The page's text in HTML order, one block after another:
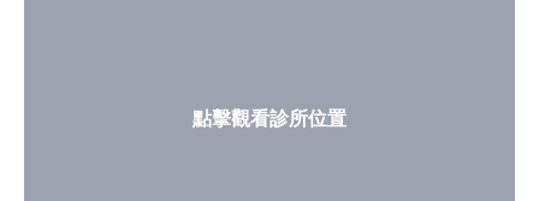
點擊觀看診所位置